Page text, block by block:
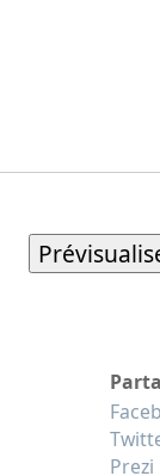
Prezi